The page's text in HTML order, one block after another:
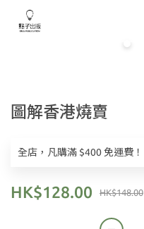
圖解香港燒賣
全店，凡購滿 $400 免運費！
HK$148.00
HK$128.00